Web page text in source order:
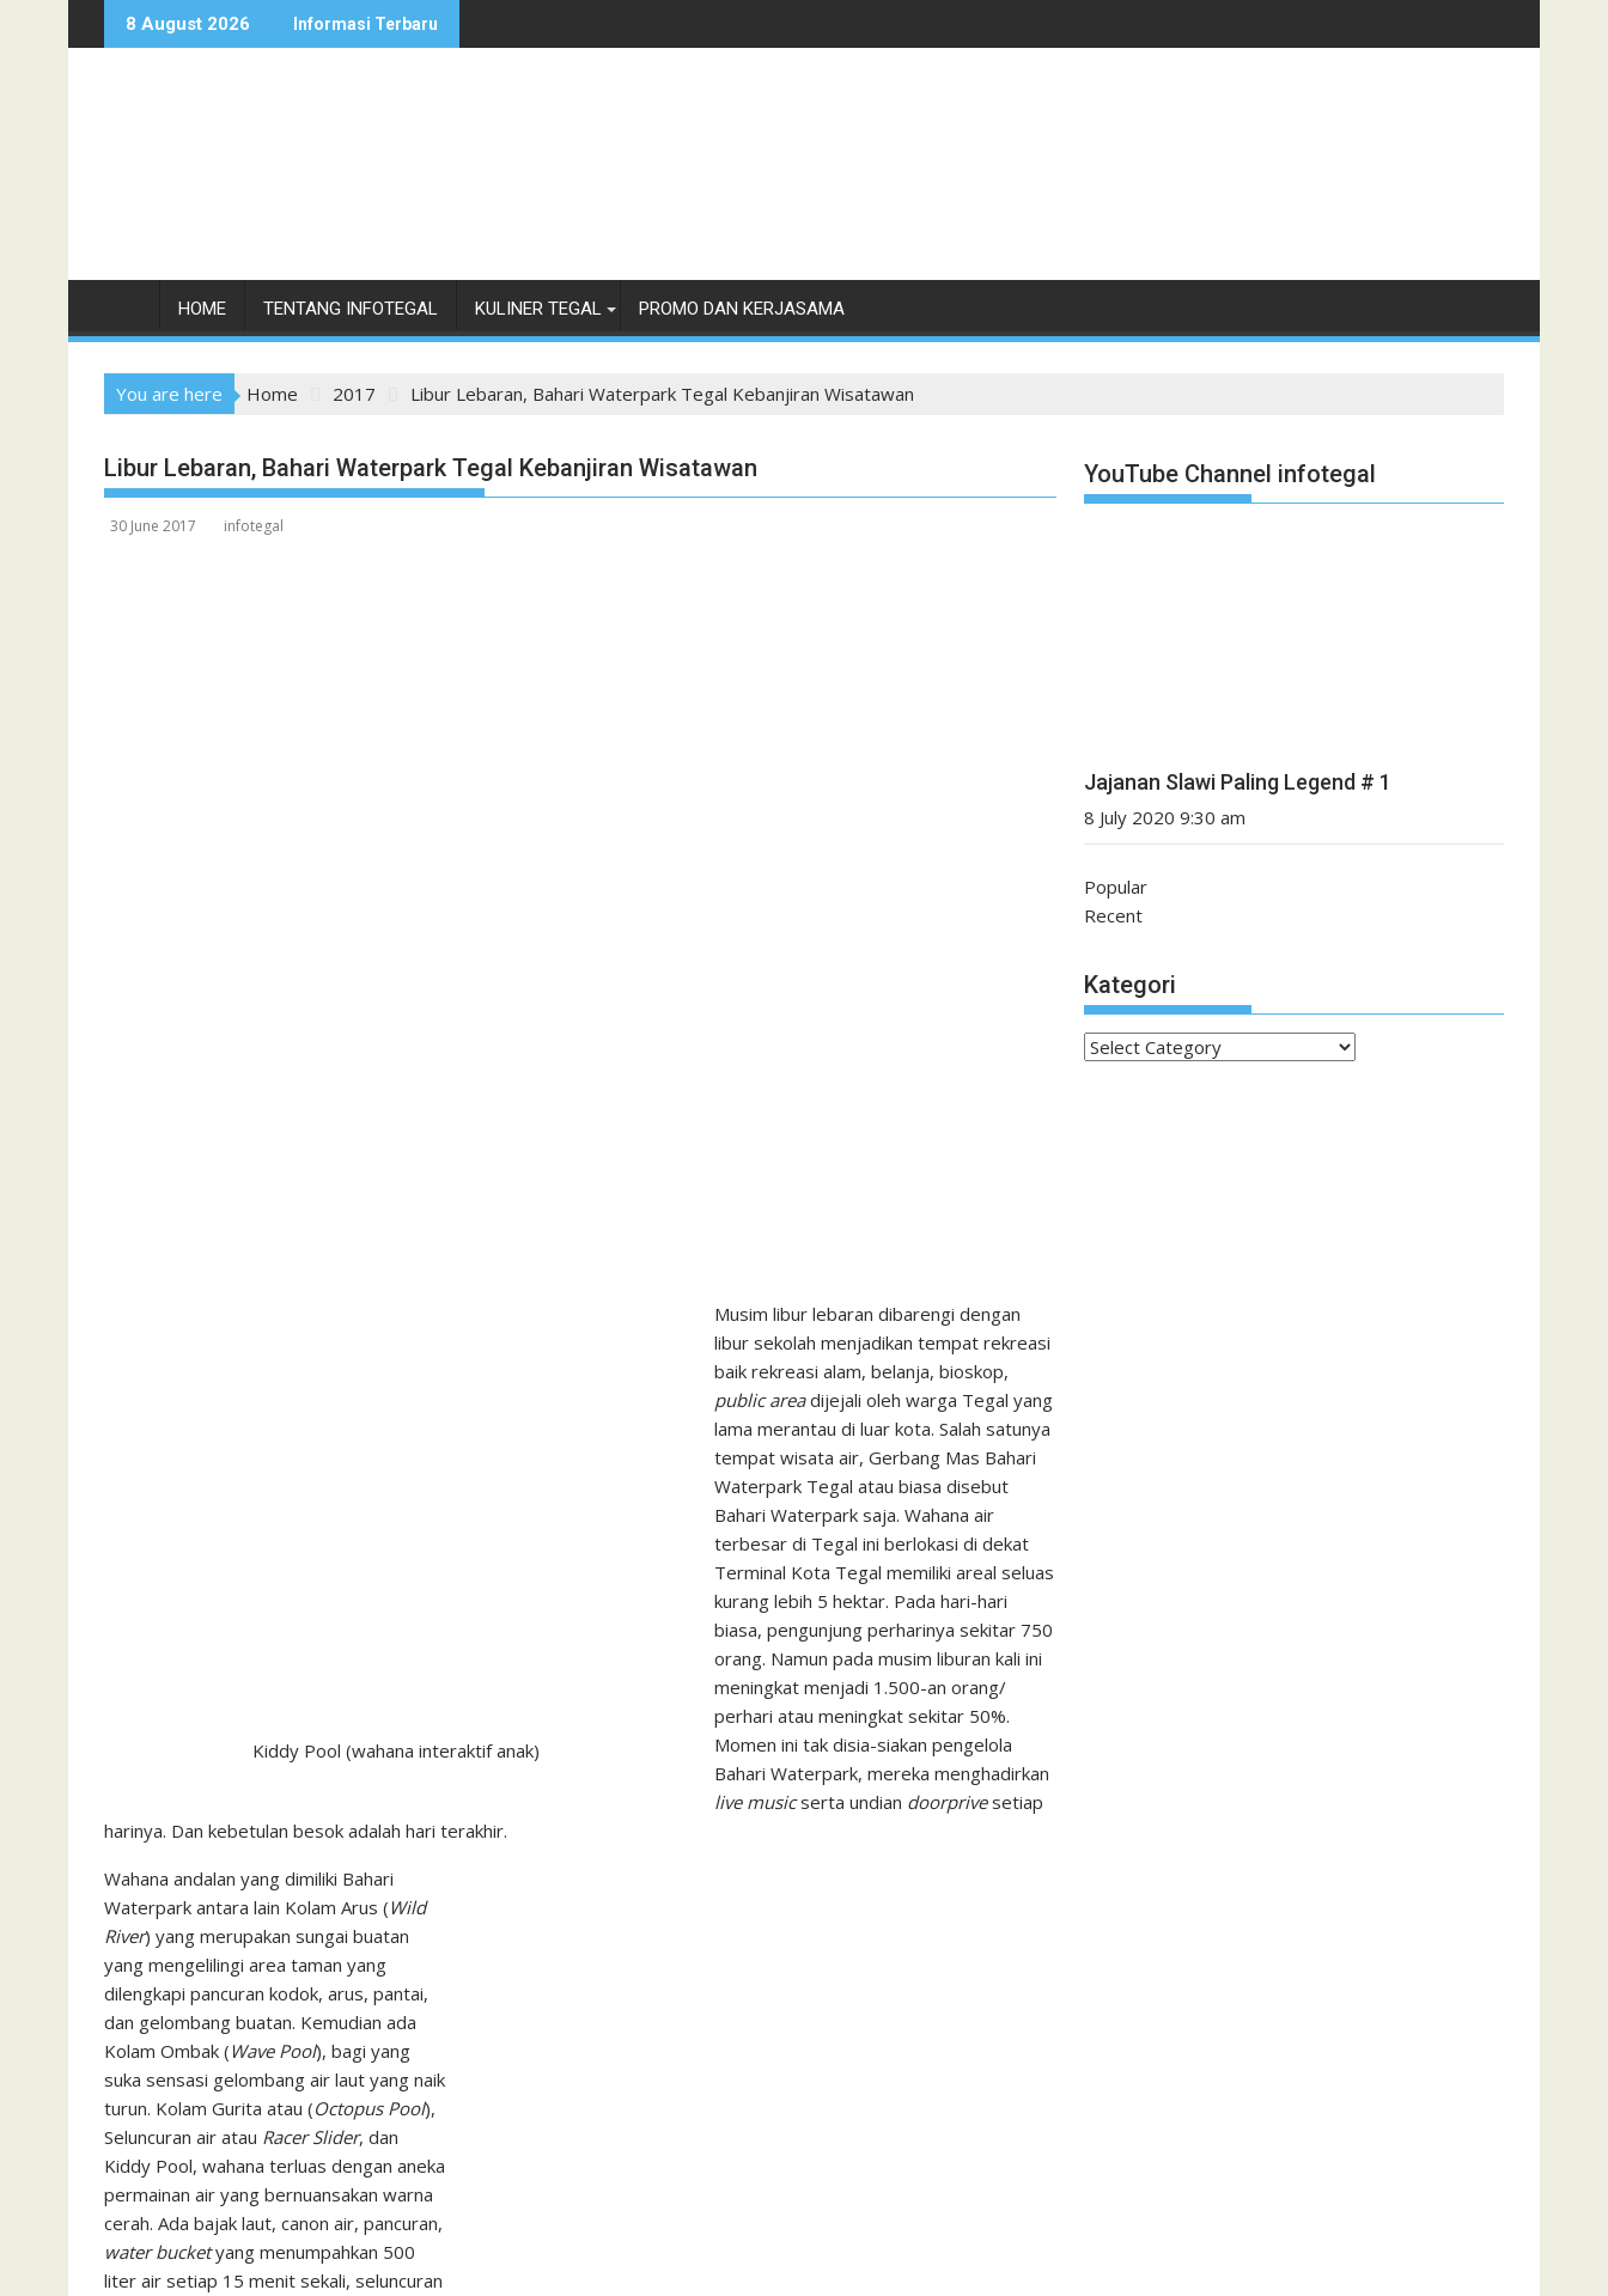
to
8 August 2026 Informasi Terbaru
HOME TENTANG INFOTEGAL KULINER TEGAL PROMO DAN KERJASAMA
You are here Home 2017 Libur Lebaran, Bahari Waterpark Tegal Kebanjiran Wisatawan
Libur Lebaran, Bahari Waterpark Tegal Kebanjiran Wisatawan
30 June 2017 infotegal
Kiddy Pool (wahana interaktif anak)
Musim libur lebaran dibarengi dengan
libur sekolah menjadikan tempat rekreasi
baik rekreasi alam, belanja, bioskop,
public areadijejali oleh warga Tegal yang
lama merantau di luar kota. Salah satunya
tempat wisata air, Gerbang Mas Bahari
Waterpark Tegal atau biasa disebut
Bahari Waterpark saja. Wahana air
terbesar di Tegal ini berlokasi di dekat
Terminal Kota Tegal memiliki areal seluas
kurang lebih 5 hektar. Pada hari-hari
biasa, pengunjung perharinya sekitar 750
orang. Namun pada musim liburan kali ini
meningkat menjadi 1.500-an orang/
perhari atau meningkat sekitar 50%.
Momen ini tak disia-siakan pengelola
Bahari Waterpark, mereka menghadirkan
live musicserta undian doorprivesetiap
harinya. Dan kebetulan besok adalah hari terakhir.
Wahana andalan yang dimiliki Bahari
Waterpark antara lain Kolam Arus ( Wild
River) yang merupakan sungai buatan
yang mengelilingi area taman yang
dilengkapi pancuran kodok, arus, pantai,
dan gelombang buatan. Kemudian ada
Kolam Ombak ( Wave Pool), bagi yang
suka sensasi gelombang air laut yang naik
turun. Kolam Gurita atau (Octopus Pool),
Seluncuran air atau Racer Slider, dan
Kiddy Pool, wahana terluas dengan aneka
permainan air yang bernuansakan warna
cerah. Ada bajak laut, canon air, pancuran,
water bucketyang menumpahkan 500
liter air setiap 15 menit sekali, seluncuran
YouTube Channel infotegal
Jajanan Slawi Paling Legend # 1
8 July 2020 9:30 am
Popular
Recent
Kategori
Kategori